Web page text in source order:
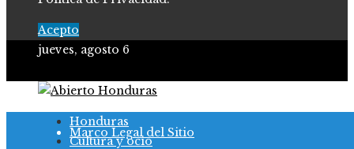
Acepto
jueves, agosto 6
Política de Privacidad
Marco Legal del Sitio
Honduras
Cultura y ocio